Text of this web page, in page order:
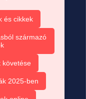
és cikkek
származó
követése
2025-ben